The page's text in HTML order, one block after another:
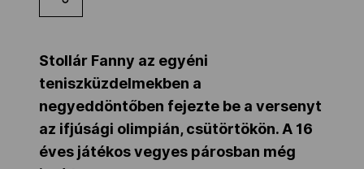
Társszervezetek
OVEP
Stollár Fanny az egyéni
teniszküzdelmekben a
negyeddöntőben fejezte be a versenyt
az ifjúsági olimpián, csütörtökön. A 16
éves játékos vegyes párosban még